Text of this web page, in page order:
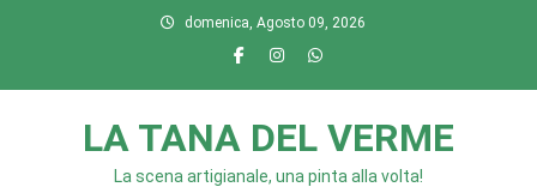
domenica, Agosto 09, 2026
LA TANA DEL VERME
La scena artigianale, una pinta alla volta!